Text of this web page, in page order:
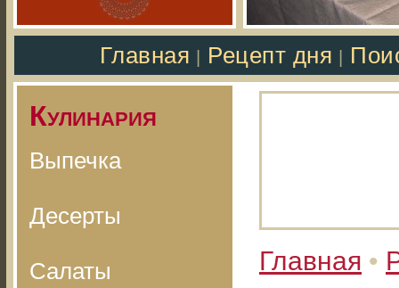
Главная Рецепт дня
Кулинария
Выпечка
Десерты
Салаты Главная •